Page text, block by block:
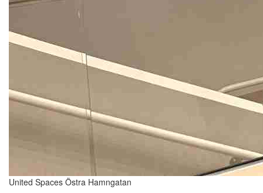
United Spaces Östra Hamngatan